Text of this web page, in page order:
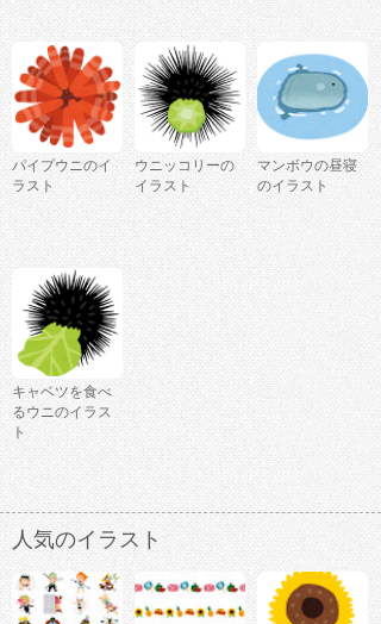
パイプウニのイ
ラスト
ウニッコリーの
イラスト
マンボウの昼寝
のイラスト
キャベツを食べ
るウニのイラス
ト
人気のイラスト